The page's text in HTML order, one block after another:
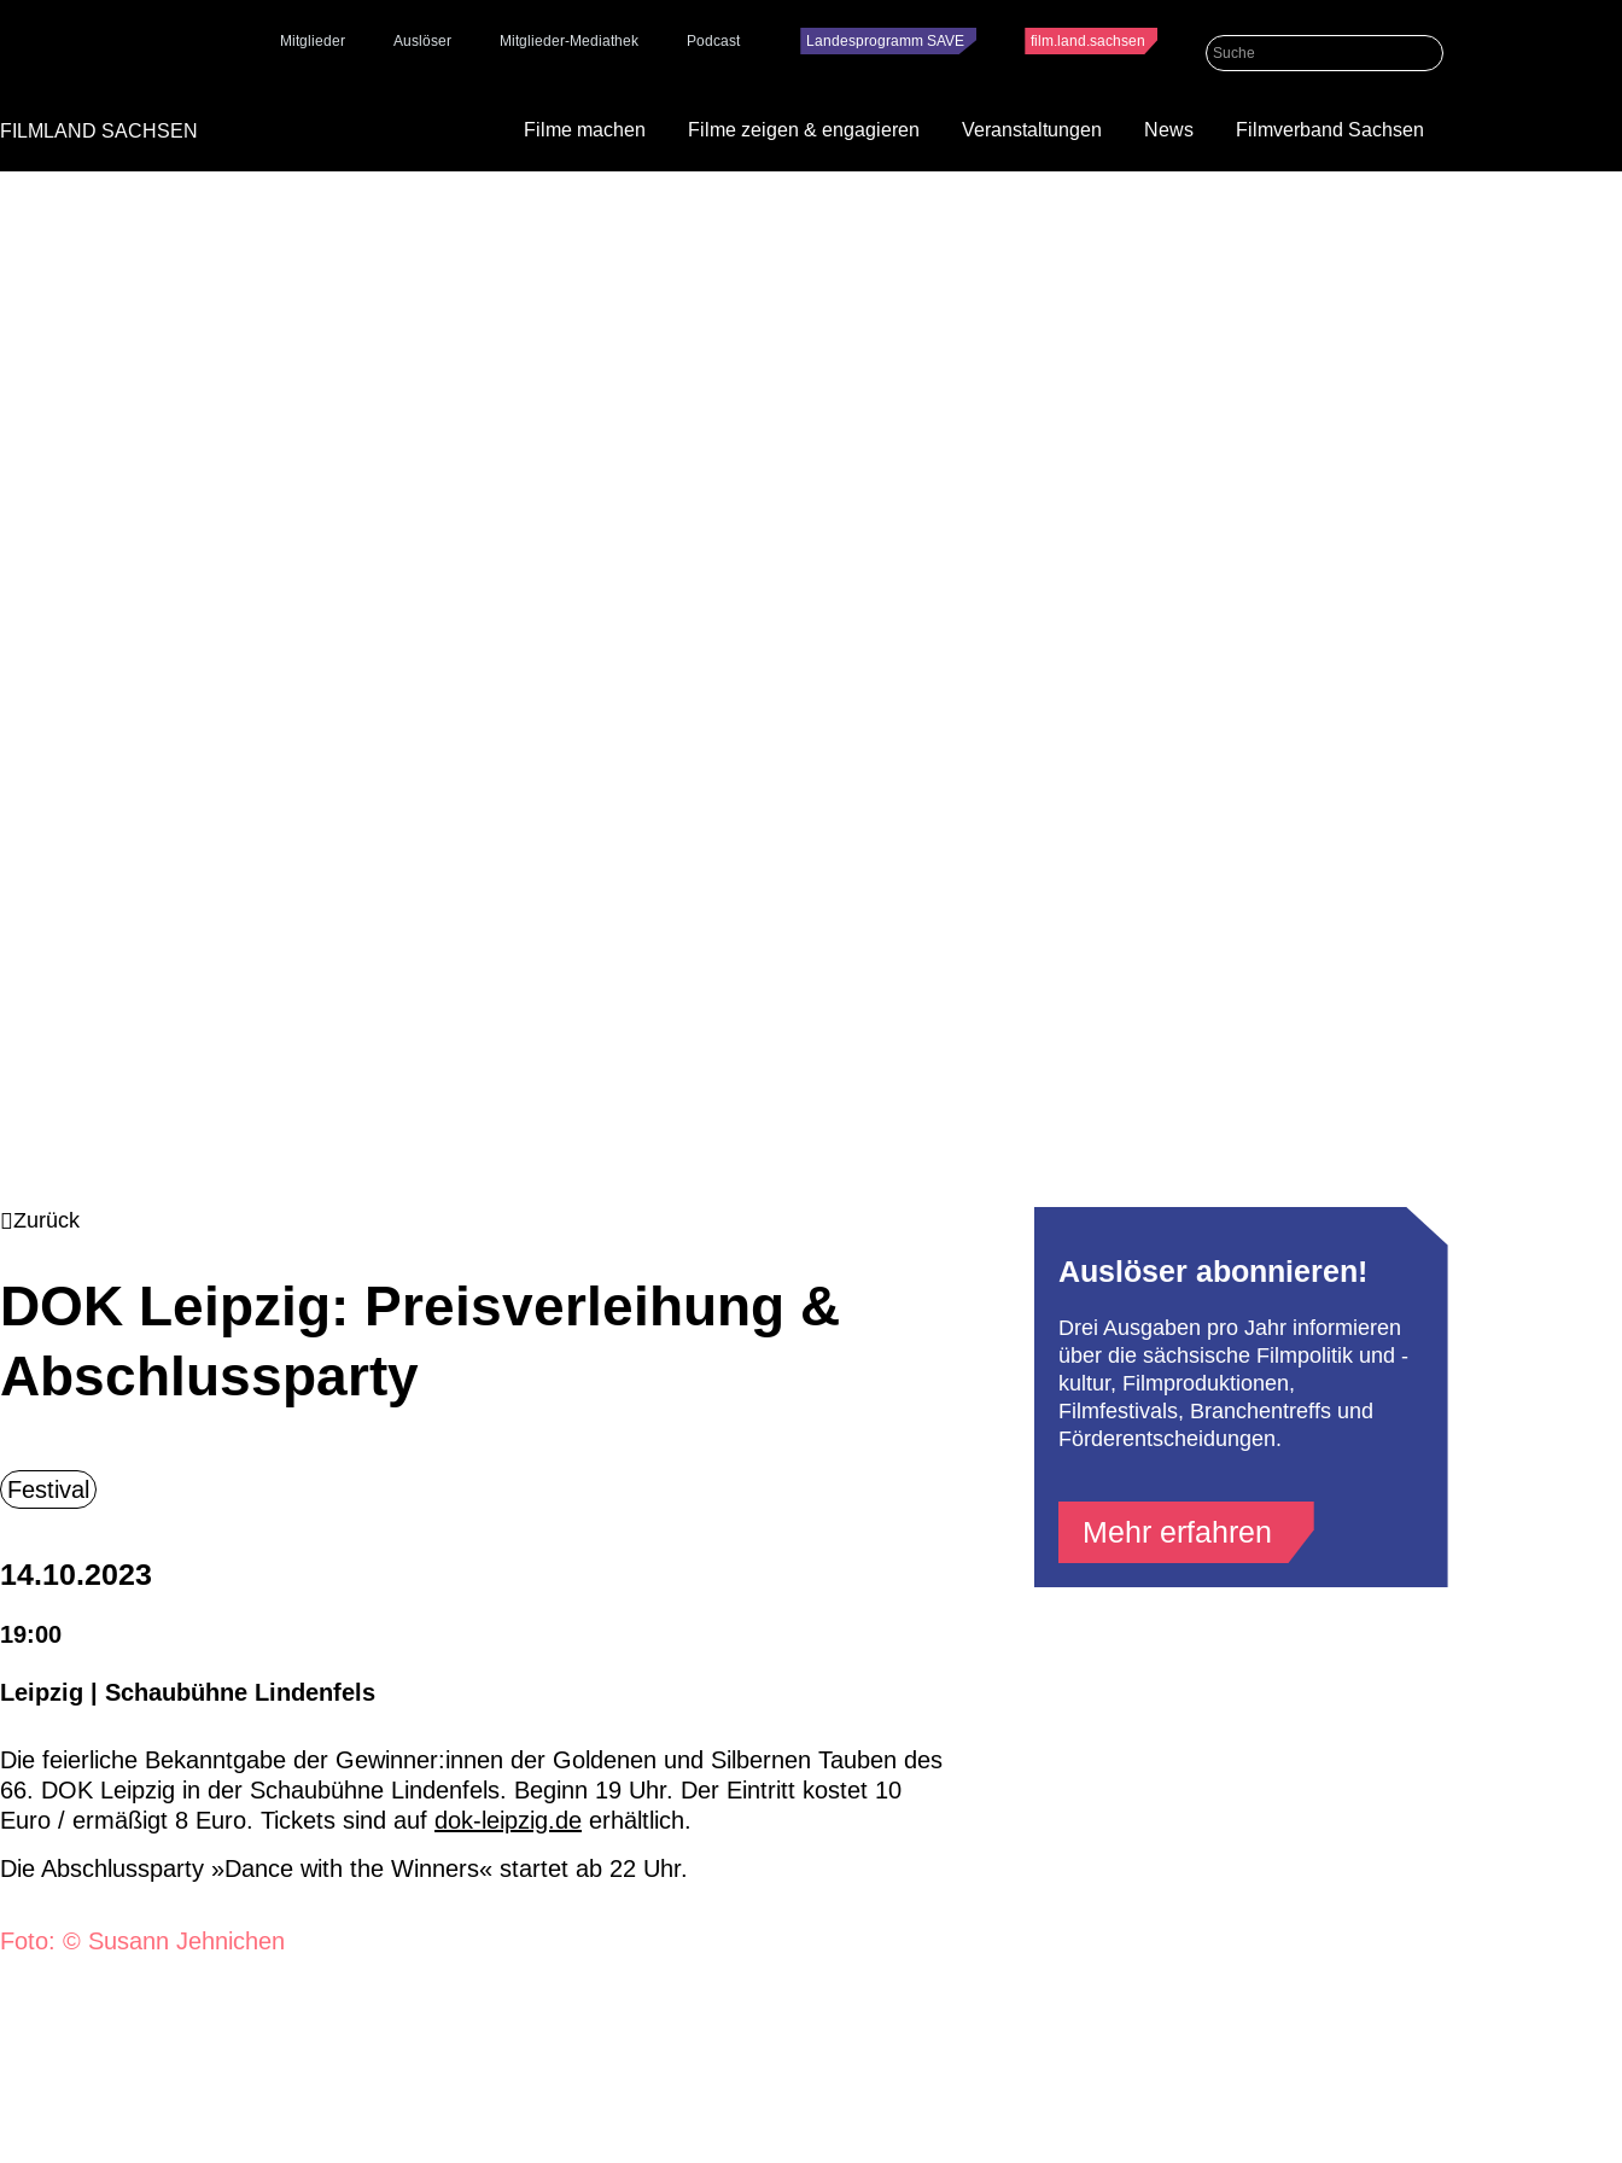
Mitglieder Auslöser Mitglieder-Mediathek Podcast Landesprogramm SAVE film.land.sachsen
FILMLAND SACHSEN Filme machen Filme zeigen & engagieren Veranstaltungen News Filmverband Sachsen
Zurück
DOK Leipzig: Preisverleihung &
Abschlussparty
14.10.2023
19:00
Leipzig | Schaubühne Lindenfels
Die feierliche Bekanntgabe der Gewinner:innen der Goldenen und Silbernen Tauben des
66. DOK Leipzig in der Schaubühne Lindenfels. Beginn 19 Uhr. Der Eintritt kostet 10
Euro / ermäßigt 8 Euro. Tickets sind auf dok-leipzig.de erhältlich.
Die Abschlussparty »Dance with the Winners« startet ab 22 Uhr.
Foto: © Susann Jehnichen
Auslöser abonnieren!
Drei Ausgaben pro Jahr informieren
über die sächsische Filmpolitik und -
kultur, Filmproduktionen,
Filmfestivals, Branchentreffs und
Förderentscheidungen.
Mehr erfahren